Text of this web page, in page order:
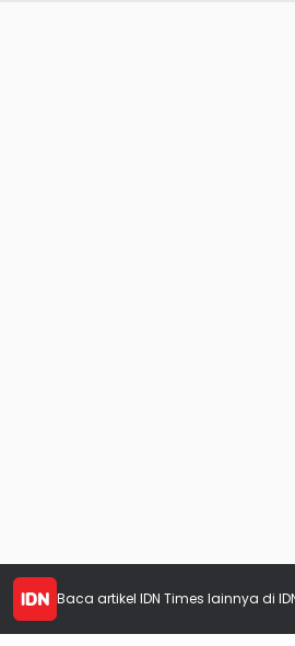
Baca artikel IDN Times lainnya di